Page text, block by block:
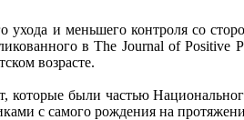
ухода и меньшего контроля со
в The Journal of
возрасте.
которые были частью
с самого рождения на